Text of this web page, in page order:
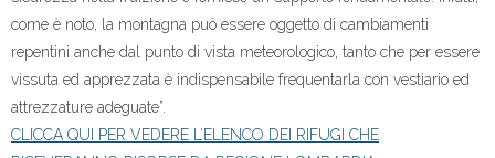
come è noto, la montagna può essere oggetto di cambiamenti
repentini anche dal punto di vista meteorologico, tanto che per essere
vissuta ed apprezzata è indispensabile frequentarla con vestiario ed
attrezzature adeguate”.
CLICCA QUI PER VEDERE L’ELENCO DEI RIFUGI CHE